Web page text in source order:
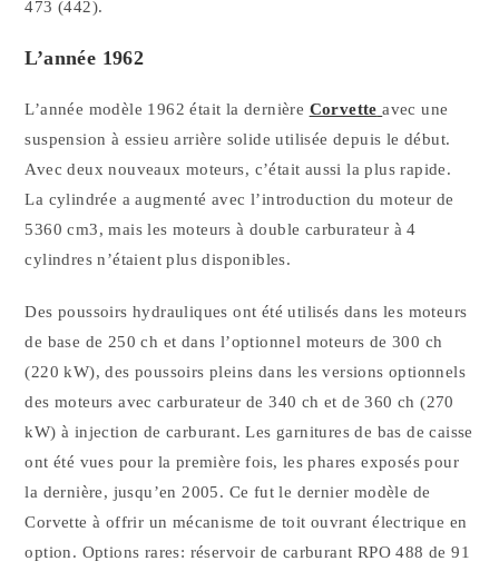
473 (442).
L’année 1962
L’année modèle 1962 était la dernière Corvette avec une
suspension à essieu arrière solide utilisée depuis le début.
Avec deux nouveaux moteurs, c’était aussi la plus rapide.
La cylindrée a augmenté avec l’introduction du moteur de
5360 cm3, mais les moteurs à double carburateur à 4
cylindres n’étaient plus disponibles.
Des poussoirs hydrauliques ont été utilisés dans les moteurs
de base de 250 ch et dans l’optionnel moteurs de 300 ch
(220 kW), des poussoirs pleins dans les versions optionnels
des moteurs avec carburateur de 340 ch et de 360 ch (270
kW) à injection de carburant. Les garnitures de bas de caisse
ont été vues pour la première fois, les phares exposés pour
la dernière, jusqu’en 2005. Ce fut le dernier modèle de
Corvette à offrir un mécanisme de toit ouvrant électrique en
option. Options rares: réservoir de carburant RPO 488 de 91